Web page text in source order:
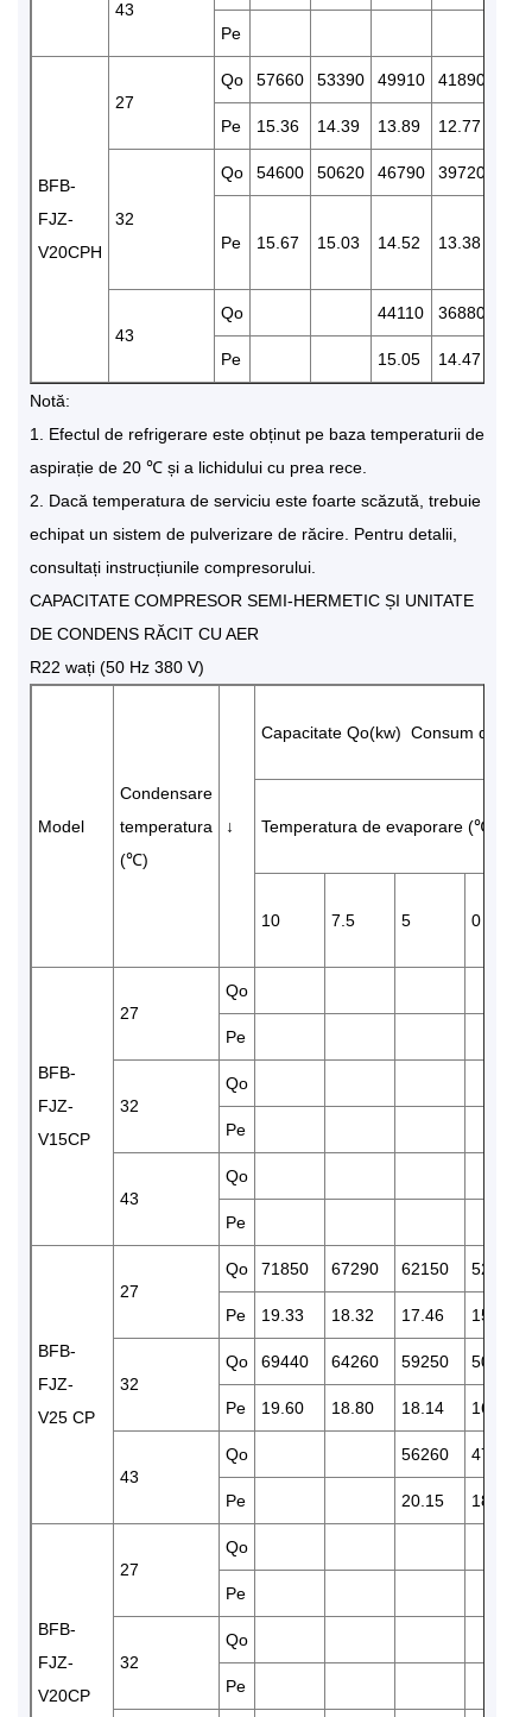
43
Pe
BFB-
FJZ-
V20CPH
27
Qo 57660 53390 49910 41890
Pe 15.36 14.39 13.89 12.77
32
Qo 54600 50620 46790 39720
Pe 15.67 15.03 14.52 13.38
43
Qo 44110 36880
Pe 15.05 14.47
Notă:
1. Efectul de refrigerare este obținut pe baza temperaturii de
aspirație de 20 ℃ și a lichidului cu prea rece.
2. Dacă temperatura de serviciu este foarte scăzută, trebuie
echipat un sistem de pulverizare de răcire. Pentru detalii,
consultați instrucțiunile compresorului.
CAPACITATE COMPRESOR SEMI-HERMETIC ȘI UNITATE
DE CONDENS RĂCIT CU AER
R22 wați (50 Hz 380 V)
Model
Condensare
temperatura
(℃)
↓
Capacitate Qo(kw) Consum de
Temperatura de evaporare (℃)
10 7.5 5 0
BFB-
FJZ-
V15CP
27
Qo
Pe
32
Qo
Pe
43
Qo
Pe
BFB-
FJZ-
V25 CP
27
Qo 71850 67290 62150 52250
Pe 19.33 18.32 17.46 15.85
32
Qo 69440 64260 59250 50460
Pe 19.60 18.80 18.14 16.61
43
Qo 56260 47091
Pe 20.15 18.33
BFB-
FJZ-
V20CP
27
Qo
Pe
32
Qo
Pe